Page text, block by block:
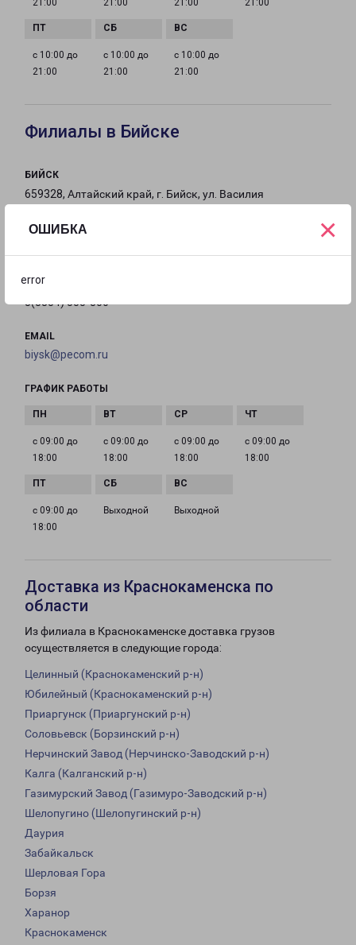
ОШИБКА
error
×
21:00 21:00 21:00 21:00
с 10:00 до
21:00
с 10:00 до
21:00
с 10:00 до
21:00
Филиалы в Бийске
БИЙСК
659328, Алтайский край, г. Бийск, ул. Василия
ТЕЛЕФОН
8(3854) 555-800
EMAIL
biysk@pecom.ru
ГРАФИК РАБОТЫ
с 09:00 до
18:00
с 09:00 до
18:00
с 09:00 до
18:00
с 09:00 до
18:00
с 09:00 до
18:00
Выходной Выходной
Доставка из Краснокаменска по
области
Из филиала в Краснокаменске доставка грузов
осуществляется в следующие города:
Целинный (Краснокаменский р-н)
Юбилейный (Краснокаменский р-н)
Приаргунск (Приаргунский р-н)
Соловьевск (Борзинский р-н)
Нерчинский Завод (Нерчинско-Заводский р-н)
Калга (Калганский р-н)
Газимурский Завод (Газимуро-Заводский р-н)
Шелопугино (Шелопугинский р-н)
Даурия
Забайкальск
Шерловая Гора
Борзя
Харанор
Краснокаменск